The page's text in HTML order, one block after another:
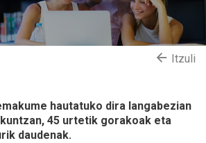
Itzuli
hautatuko dira langabezian
45 urtetik gorakoak eta
daudenak.